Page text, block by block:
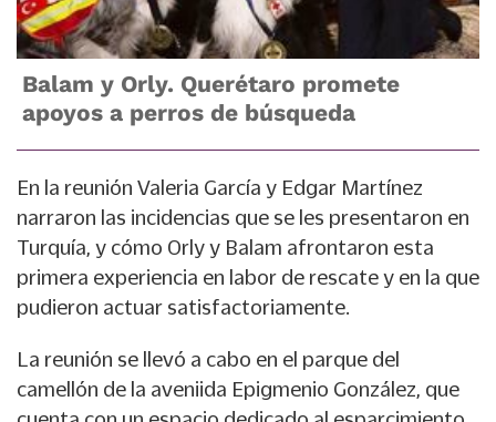
Balam y Orly. Querétaro promete
apoyos a perros de búsqueda
En la reunión Valeria García y Edgar Martínez
narraron las incidencias que se les presentaron en
Turquía, y cómo Orly y Balam afrontaron esta
primera experiencia en labor de rescate y en la que
pudieron actuar satisfactoriamente.
La reunión se llevó a cabo en el parque del
camellón de la aveniida Epigmenio González, que